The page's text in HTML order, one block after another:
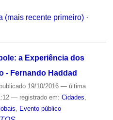
(mais recente primeiro) ·
a Experiência dos
- Fernando Haddad
publicado19/10/2016 — última
— registrado em: Cidades
Evento público